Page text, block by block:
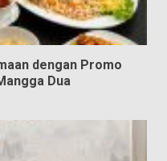
dengan Promo
Dua